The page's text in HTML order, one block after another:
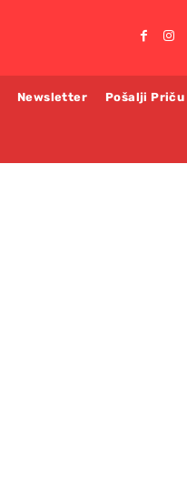
Newsletter Pošalji Priču